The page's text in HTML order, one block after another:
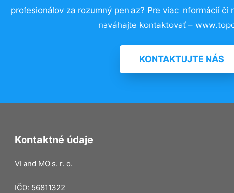
profesionálov za rozumný peniaz? Pre viac informácií či
neváhajte kontaktovať –
KONTAKTUJTE NÁS
Kontaktné údaje
VI and MO s. r. o.
IČO: 56811322